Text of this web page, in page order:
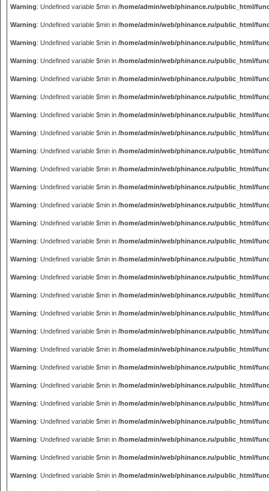
Warning: Undefined variable $min in /home/admin/web/phinance.ru/public_html/
Warning: Undefined variable $min in /home/admin/web/phinance.ru/public_html/
Warning: Undefined variable $min in /home/admin/web/phinance.ru/public_html/
Warning: Undefined variable $min in /home/admin/web/phinance.ru/public_html/
Warning: Undefined variable $min in /home/admin/web/phinance.ru/public_html/
Warning: Undefined variable $min in /home/admin/web/phinance.ru/public_html/
Warning: Undefined variable $min in /home/admin/web/phinance.ru/public_html/
Warning: Undefined variable $min in /home/admin/web/phinance.ru/public_html/
Warning: Undefined variable $min in /home/admin/web/phinance.ru/public_html/
Warning: Undefined variable $min in /home/admin/web/phinance.ru/public_html/
Warning: Undefined variable $min in /home/admin/web/phinance.ru/public_html/
Warning: Undefined variable $min in /home/admin/web/phinance.ru/public_html/
Warning: Undefined variable $min in /home/admin/web/phinance.ru/public_html/
Warning: Undefined variable $min in /home/admin/web/phinance.ru/public_html/
Warning: Undefined variable $min in /home/admin/web/phinance.ru/public_html/
Warning: Undefined variable $min in /home/admin/web/phinance.ru/public_html/
Warning: Undefined variable $min in /home/admin/web/phinance.ru/public_html/
Warning: Undefined variable $min in /home/admin/web/phinance.ru/public_html/
Warning: Undefined variable $min in /home/admin/web/phinance.ru/public_html/
Warning: Undefined variable $min in /home/admin/web/phinance.ru/public_html/
Warning: Undefined variable $min in /home/admin/web/phinance.ru/public_html/
Warning: Undefined variable $min in /home/admin/web/phinance.ru/public_html/
Warning: Undefined variable $min in /home/admin/web/phinance.ru/public_html/
Warning: Undefined variable $min in /home/admin/web/phinance.ru/public_html/
Warning: Undefined variable $min in /home/admin/web/phinance.ru/public_html/
Warning: Undefined variable $min in /home/admin/web/phinance.ru/public_html/
Warning: Undefined variable $min in /home/admin/web/phinance.ru/public_html/